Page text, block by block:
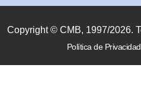
Copyright © CMB, 1997/2026.
Política de